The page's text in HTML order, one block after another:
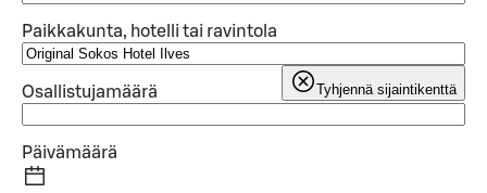
Paikkakunta, hotelli tai ravintola
Tyhjennä sijaintikenttä
Osallistujamäärä
Päivämäärä